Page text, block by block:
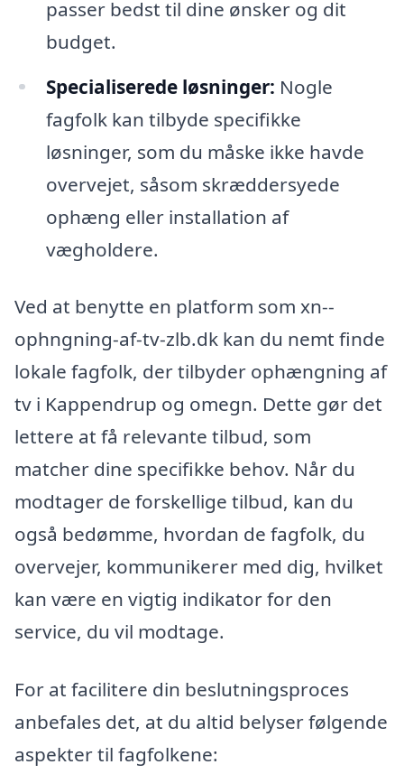
passer bedst til dine ønsker og dit
budget.
Specialiserede løsninger: Nogle
fagfolk kan tilbyde specifikke
løsninger, som du måske ikke havde
overvejet, såsom skræddersyede
ophæng eller installation af
vægholdere.
Ved at benytte en platform som xn--
ophngning-af-tv-zlb.dk kan du nemt finde
lokale fagfolk, der tilbyder ophængning af
tv i Kappendrup og omegn. Dette gør det
lettere at få relevante tilbud, som
matcher dine specifikke behov. Når du
modtager de forskellige tilbud, kan du
også bedømme, hvordan de fagfolk, du
overvejer, kommunikerer med dig, hvilket
kan være en vigtig indikator for den
service, du vil modtage.
For at facilitere din beslutningsproces
anbefales det, at du altid belyser følgende
aspekter til fagfolkene: